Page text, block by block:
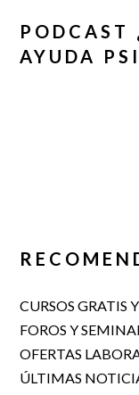
PODCAST
AYUDA
CURSOS GRATIS
FOROS Y
OFERTAS
ÚLTIMAS